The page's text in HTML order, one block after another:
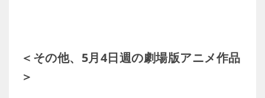
＜その他、5月4日週の劇場版アニメ作品
＞